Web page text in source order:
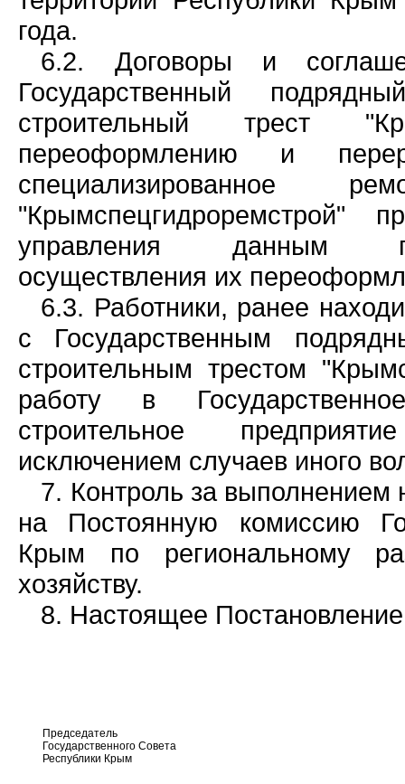
года.
6.2. Договоры и
Государственный
строительный трест
переоформлению и
специализированное
"Крымспецгидроремстрой"
управления данным
осуществления их
6.3. Работники, ранее
с Государственным
строительным трестом
работу в
строительное
исключением случаев иного
7. Контроль за выполнением
на Постоянную комиссию
Крым по региональному
хозяйству.
8. Настоящее
Председатель
Государственного Совета
Республики Крым